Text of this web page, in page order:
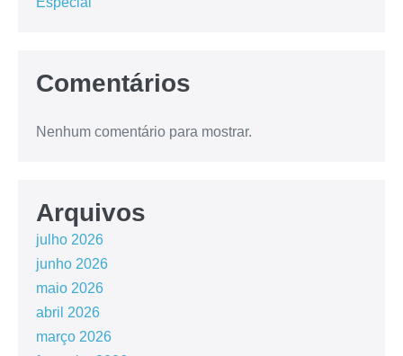
Comentários
Nenhum comentário para mostrar.
Arquivos
julho 2026
junho 2026
maio 2026
abril 2026
março 2026